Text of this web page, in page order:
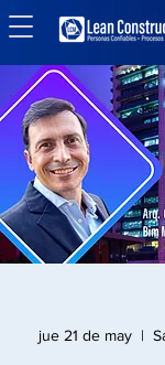
jue 21 de may
  |